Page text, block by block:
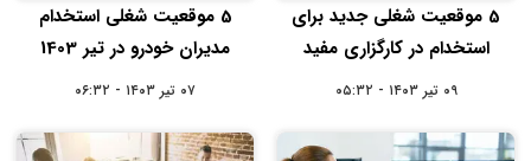
5 موقعیت شغلی جدید برای
استخدام در کارگزاری مفید
۰۹ تیر ۱۴۰۳ - ۰۵:۳۲
5 موقعیت شغلی استخدام
مدیران خودرو در تیر 1403
۰۷ تیر ۱۴۰۳ - ۰۶:۳۲